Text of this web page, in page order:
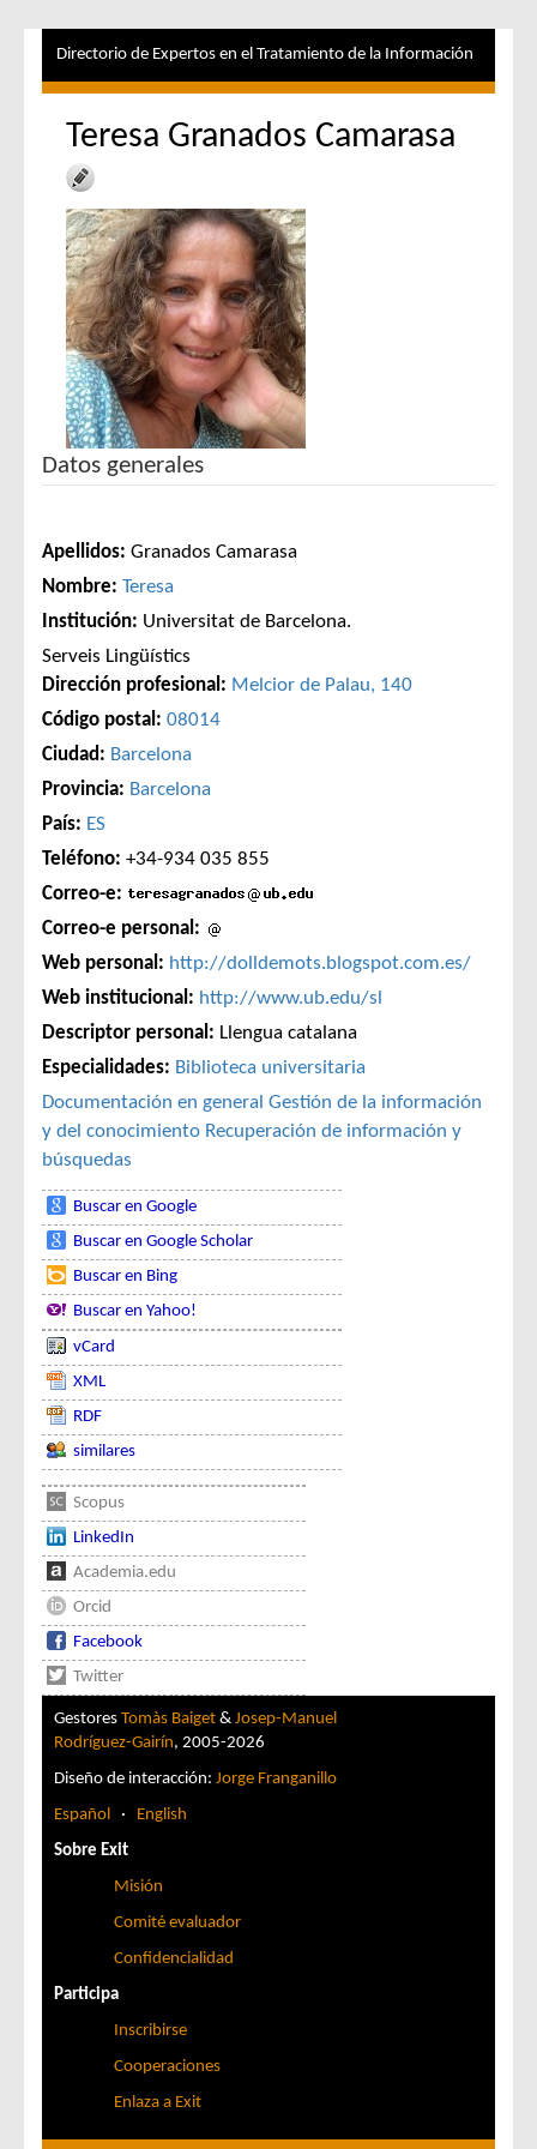
Directorio de Expertos en el Tratamiento de la Información
Teresa Granados Camarasa
Datos generales
Apellidos: Granados Camarasa
Nombre: Teresa
Institución: Universitat de Barcelona.
Serveis Lingüístics
Dirección profesional: Melcior de Palau, 140
Código postal: 08014
Ciudad: Barcelona
Provincia: Barcelona
País: ES
Teléfono: +34-934 035 855
Correo-e:
Correo-e personal:
Web personal: http://dolldemots.blogspot.com.es/
Web institucional: http://www.ub.edu/sl
Descriptor personal: Llengua catalana
Especialidades: Biblioteca universitaria
Documentación en general Gestión de la información
y del conocimiento Recuperación de información y
búsquedas
Buscar en Google
Buscar en Google Scholar
Buscar en Bing
Buscar en Yahoo!
vCard
XML
RDF
similares
Scopus
LinkedIn
Academia.edu
Orcid
Facebook
Twitter
Gestores Tomàs Baiget & Josep-Manuel
Rodríguez-Gairín, 2005-2026
Diseño de interacción: Jorge Franganillo
Español · English
Sobre Exit
Misión
Comité evaluador
Confidencialidad
Participa
Inscribirse
Cooperaciones
Enlaza a Exit